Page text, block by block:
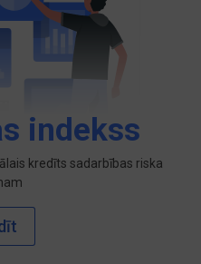
indekss
kredīts sadarbības riska